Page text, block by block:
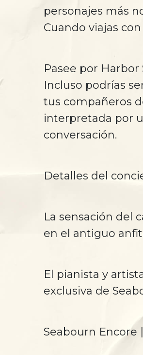
personajes más
Cuando viajas
Pasee por
Incluso podrías
tus compañeros
interpretada por
conversación.
Detalles del
La sensación del
en el antiguo
El pianista y
exclusiva de
Seabourn Encore